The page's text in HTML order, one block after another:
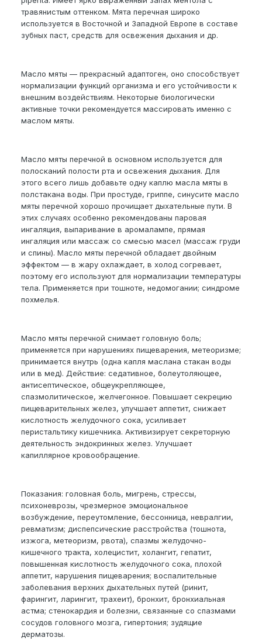
травянистым оттенком. Мята перечная широко
используется в Восточной и Западной Европе в составе
зубных паст, средств для освежения дыхания и др.
Масло мяты — прекрасный адаптоген, оно способствует
нормализации функций организма и его устойчивости к
внешним воздействиям. Некоторые биологически
активные точки рекомендуется массировать именно с
маслом мяты.
Масло мяты перечной в основном используется для
полосканий полости рта и освежения дыхания. Для
этого всего лишь добавьте одну каплю масла мяты в
полстакана воды. При простуде, гриппе, синусите масло
мяты перечной хорошо прочищает дыхательные пути. В
этих случаях особенно рекомендованы паровая
ингаляция, выпаривание в аромалампе, прямая
ингаляция или массаж со смесью масел (массаж груди
и спины). Масло мяты перечной обладает двойным
эффектом — в жару охлаждает, в холод согревает,
поэтому его используют для нормализации температуры
тела. Применяется при тошноте, недомогании; синдроме
похмелья.
Масло мяты перечной снимает головную боль;
применяется при нарушениях пищеварения, метеоризме;
принимается внутрь (одна капля маслана стакан воды
или в мед). Действие: седативное, болеутоляющее,
антисептическое, общеукрепляющее,
спазмолитическое, желчегонное. Повышает секрецию
пищеварительных желез, улучшает аппетит, снижает
кислотность желудочного сока, усиливает
перистальтику кишечника. Активизирует секреторную
деятельность эндокринных желез. Улучшает
капиллярное кровообращение.
Показания: головная боль, мигрень, стрессы,
психоневрозы, чрезмерное эмоциональное
возбуждение, переутомление, бессонница, невралгии,
ревматизм; диспепсические расстройства (тошнота,
изжога, метеоризм, рвота), спазмы желудочно-
кишечного тракта, холецистит, холангит, гепатит,
повышенная кислотность желудочного сока, плохой
аппетит, нарушения пищеварения; воспалительные
заболевания верхних дыхательных путей (ринит,
фарингит, ларингит, трахеит), бронхит, бронхиальная
астма; стенокардия и болезни, связанные со спазмами
сосудов головного мозга, гипертония; зудящие
дерматозы.